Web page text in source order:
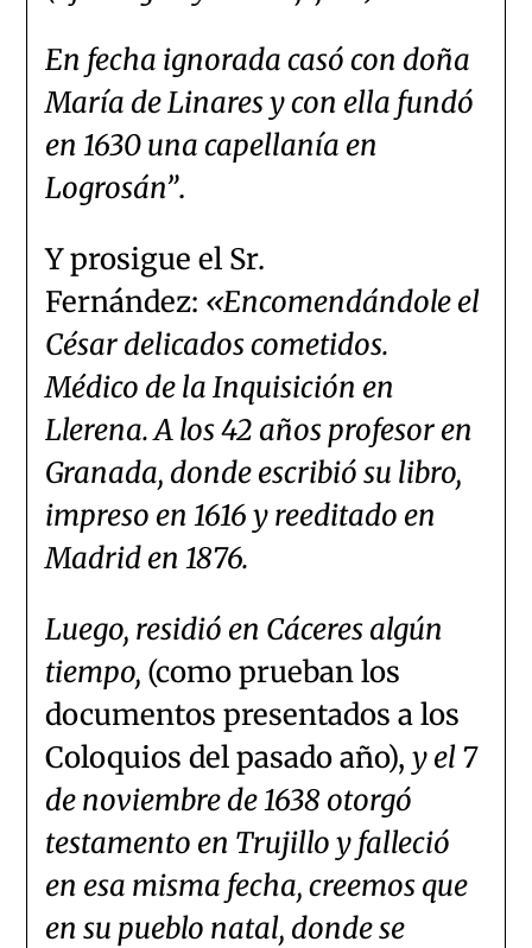
En fecha ignorada casó con doña
María de Linares y con ella fundó
en 1630 una capellanía en
Logrosán”.
Y prosigue el Sr.
Fernández: «Encomendándole el
César delicados cometidos.
Médico de la Inquisición en
Llerena. A los 42 años profesor en
Granada, donde escribió su libro,
impreso en 1616 y reeditado en
Madrid en 1876.
Luego, residió en Cáceres algún
tiempo, (como prueban los
documentos presentados a los
Coloquios del pasado año),y el 7
de noviembre de 1638 otorgó
testamento en Trujillo y falleció
en esa misma fecha, creemos que
en su pueblo natal, donde se